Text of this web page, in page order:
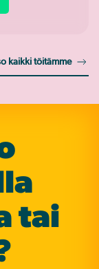
kaikki töitämme
tai